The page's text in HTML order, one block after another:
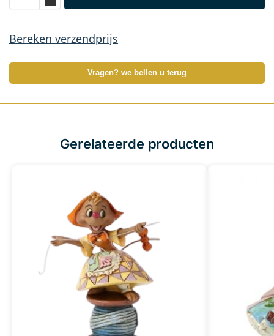
Bereken verzendprijs
Vragen? we bellen u terug
Gerelateerde producten